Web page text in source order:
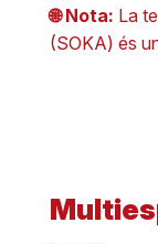
🌐 Nota: La
(SOKA) és